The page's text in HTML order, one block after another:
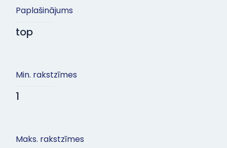
Paplašinājums
top
Min. rakstzīmes
1
Maks. rakstzīmes